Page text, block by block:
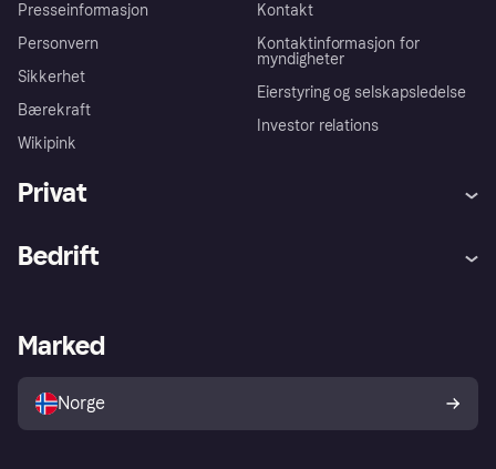
Presseinformasjon
Personvern
Sikkerhet
Bærekraft
Wikipink
Kontakt
Kontaktinformasjon for
myndigheter
Eierstyring og selskapsledelse
Investor relations
Privat
Utforsk butikker
Bedrift
Merchant portal
Marked
Norge